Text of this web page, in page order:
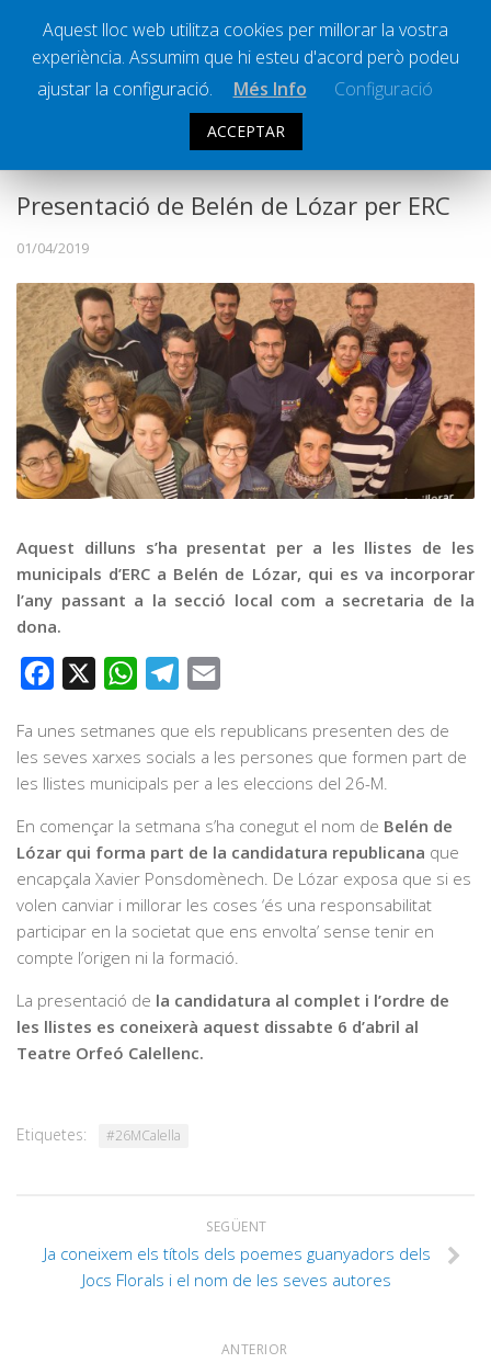
Successos
Esports
La Banqueta
Transmissions Esportives
Pòdcasts
Vídeos
Graella
Contacte
Ràdio Calella Televisió
Presentació de Belén de Lózar per ERC
01/04/2019
Aquest dilluns s’ha presentat per a les llistes de les
municipals d’ERC a Belén de Lózar, qui es va incorporar
l’any passant a la secció local com a secretaria de la
dona.
Facebook WhatsAppTelegram
Fa unes setmanes que els republicans presenten des de
les seves xarxes socials a les persones que formen part de
les llistes municipals per a les eleccions del 26-M.
En començar la setmana s’ha conegut el nom de Belén de
Lózar qui forma part de la candidatura republicana que
encapçala Xavier Ponsdomènech. De Lózar exposa que si es
volen canviar i millorar les coses ‘és una responsabilitat
participar en la societat que ens envolta’ sense tenir en
compte l’origen ni la formació.
La presentació de la candidatura al complet i l’ordre de
les llistes es coneixerà aquest dissabte 6 d’abril al
Teatre Orfeó Calellenc.
Etiquetes: #26MCalella
SEGÜENT
Ja coneixem els títols dels poemes guanyadors dels
Jocs Florals i el nom de les seves autores
ANTERIOR
Aquest lloc web utilitza cookies per millorar la vostra
experiència. Assumim que hi esteu d'acord però podeu
ajustar la configuració.
Més Info Configuració
ACCEPTAR